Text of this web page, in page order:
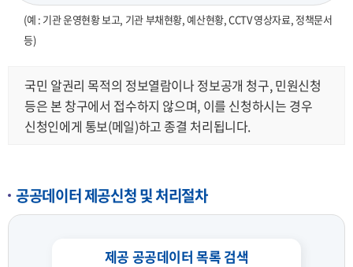
(예 : 기관 운영현황 보고, 기관 부채현황, 예산현황, CCTV 영상자료, 정책문서
등)
국민 알권리 목적의 정보열람이나 정보공개 청구, 민원신청
등은 본 창구에서 접수하지 않으며, 이를 신청하시는 경우
신청인에게 통보(메일)하고 종결 처리됩니다.
공공데이터 제공신청 및 처리절차
제공 공공데이터 목록 검색